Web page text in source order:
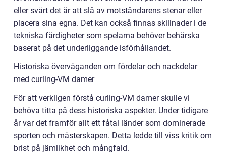
eller svårt det är att slå av motståndarens stenar eller
placera sina egna. Det kan också finnas skillnader i de
tekniska färdigheter som spelarna behöver behärska
baserat på det underliggande isförhållandet.
Historiska överväganden om fördelar och nackdelar
med curling-VM damer
För att verkligen förstå curling-VM damer skulle vi
behöva titta på dess historiska aspekter. Under tidigare
år var det framför allt ett fåtal länder som dominerade
sporten och mästerskapen. Detta ledde till viss kritik om
brist på jämlikhet och mångfald.